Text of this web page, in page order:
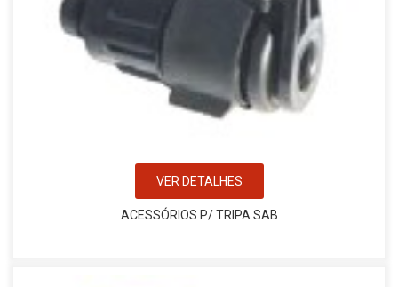
VER DETALHES
ACESSÓRIOS P/ TRIPA SAB